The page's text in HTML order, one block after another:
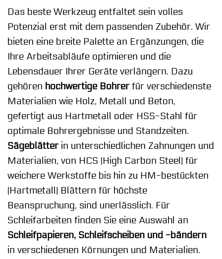
Das beste Werkzeug entfaltet sein volles
Potenzial erst mit dem passenden Zubehör. Wir
bieten eine breite Palette an Ergänzungen, die
Ihre Arbeitsabläufe optimieren und die
Lebensdauer Ihrer Geräte verlängern. Dazu
gehören hochwertige Bohrerfür verschiedenste
Materialien wie Holz, Metall und Beton,
gefertigt aus Hartmetall oder HSS-Stahl für
optimale Bohrergebnisse und Standzeiten.
Sägeblätterin unterschiedlichen Zahnungen und
Materialien, von HCS (High Carbon Steel) für
weichere Werkstoffe bis hin zu HM-bestückten
(Hartmetall) Blättern für höchste
Beanspruchung, sind unerlässlich. Für
Schleifarbeiten finden Sie eine Auswahl an
Schleifpapieren, Schleifscheiben und -bändern
in verschiedenen Körnungen und Materialien.